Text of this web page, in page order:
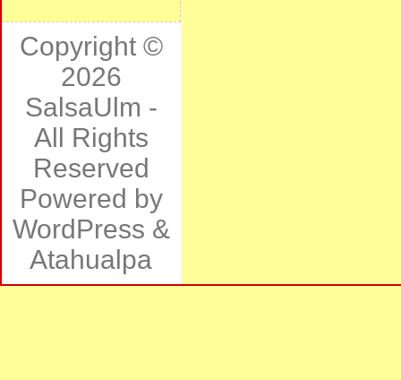
Copyright ©
2026
SalsaUlm -
All Rights
Reserved
Powered by
WordPress &
Atahualpa